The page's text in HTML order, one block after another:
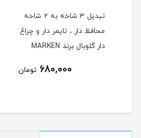
تبدیل ۳ شاخه به ۲ شاخه
محافظ دار ، تایمر دار و چراغ
دار گلوبال برند MARKEN
680,000 تومان